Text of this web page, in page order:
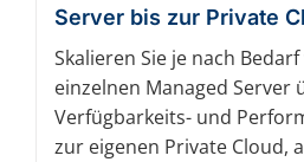
Server bis zur Private
Skalieren Sie je nach
einzelnen Managed Server
Verfügbarkeits- und
zur eigenen Private Cloud,